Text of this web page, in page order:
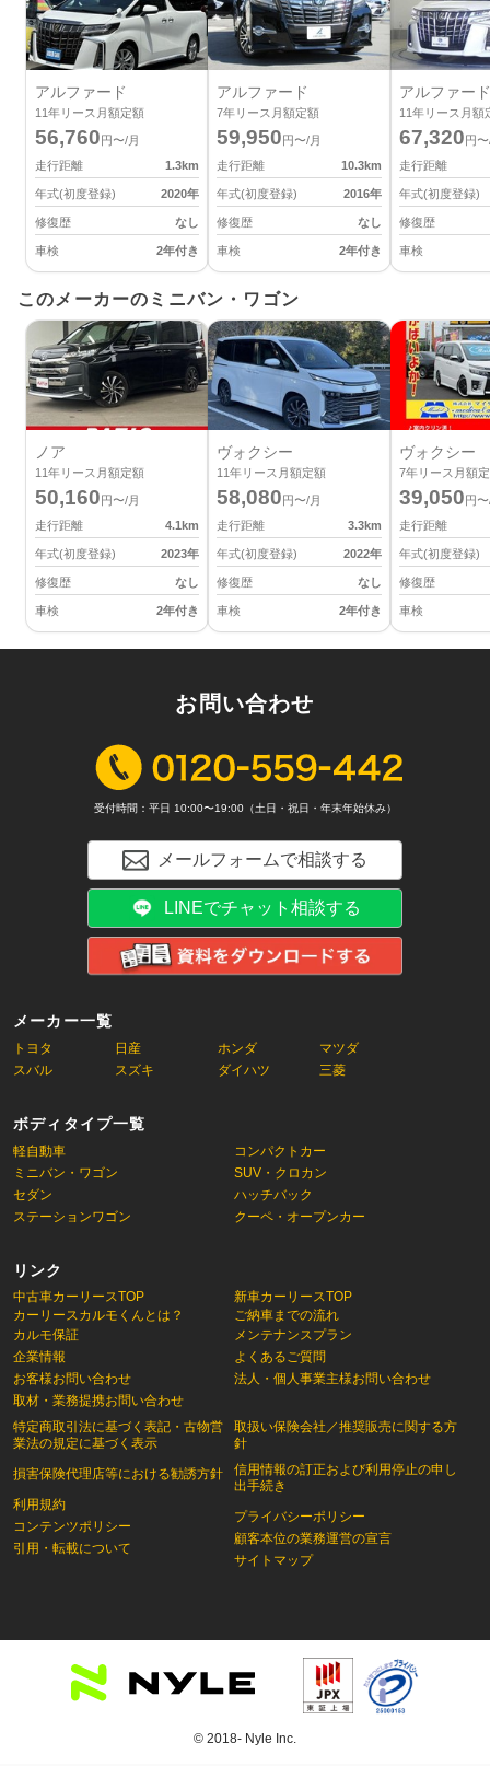
アルファード
11年リース月額定額
56,760円〜/月
走行距離
1.3km
年式(初度登録) 2020年
修復歴 なし
車検 2年付き
アルファード
7年リース月額定額
59,950円〜/月
走行距離
10.3km
年式(初度登録) 2016年
修復歴 なし
車検 2年付き
アルファード
11年リース月額
67,320円
走行距離
年式(初度登録)
修復歴
車検
このメーカーのミニバン・ワゴン
ノア
11年リース月額定額
50,160円〜/月
走行距離
4.1km
年式(初度登録) 2023年
修復歴 なし
車検 2年付き
ヴォクシー
11年リース月額定額
58,080円〜/月
走行距離
3.3km
年式(初度登録) 2022年
修復歴 なし
車検 2年付き
ヴォクシー
7年リース月額
39,050円
走行距離
年式(初度登録)
修復歴
車検
メーカー一覧
トヨタ 日産 ホンダ
マツダ
スバル
スズキ ダイハツ 三菱
ボディタイプ一覧
軽自動車
コンパクトカー
ミニバン・ワゴン
SUV・クロカン
セダン
ハッチバック
ステーションワゴン
クーペ・オープンカー
リンク
中古車カーリースTOP
カーリースカルモくんとは？
新車カーリースTOP
ご納車までの流れ
カルモ保証
企業情報
お客様お問い合わせ
取材・業務提携お問い合わせ
特定商取引法に基づく表記・古物営
業法の規定に基づく表示
損害保険代理店等における勧誘方針
利用規約
コンテンツポリシー
引用・転載について
メンテナンスプラン
よくあるご質問
法人・個人事業主様お問い合わせ
取扱い保険会社／推奨販売に関する方
針
信用情報の訂正および利用停止の申し
出手続き
プライバシーポリシー
顧客本位の業務運営の宣言
サイトマップ
お問い合わせ
受付時間：平日 10:00〜19:00（土日・祝日・年末年始休み）
メールフォームで相談する
LINEでチャット相談する
© 2018- Nyle Inc.